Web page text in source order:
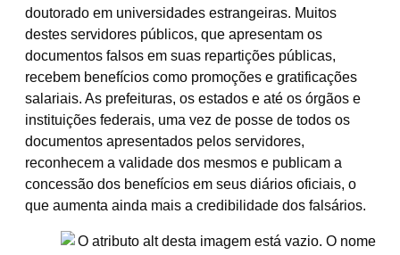
doutorado em universidades estrangeiras. Muitos
destes servidores públicos, que apresentam os
documentos falsos em suas repartições públicas,
recebem benefícios como promoções e gratificações
salariais. As prefeituras, os estados e até os órgãos e
instituições federais, uma vez de posse de todos os
documentos apresentados pelos servidores,
reconhecem a validade dos mesmos e publicam a
concessão dos benefícios em seus diários oficiais, o
que aumenta ainda mais a credibilidade dos falsários.